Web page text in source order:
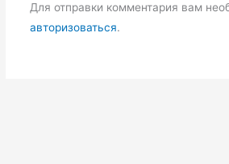
Для отправки комментария вам
авторизоваться.